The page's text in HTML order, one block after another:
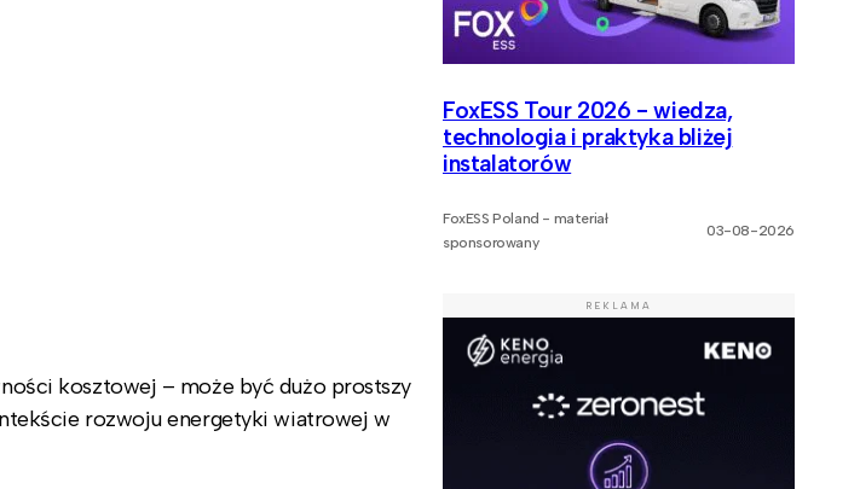
kosztowej – może być dużo prostszy
rozwoju energetyki wiatrowej w
FoxESS Tour 2026 - wiedza,
technologia i praktyka bliżej
instalatorów
FoxESS Poland - materiał
sponsorowany
03-08-2026
REKLAMA